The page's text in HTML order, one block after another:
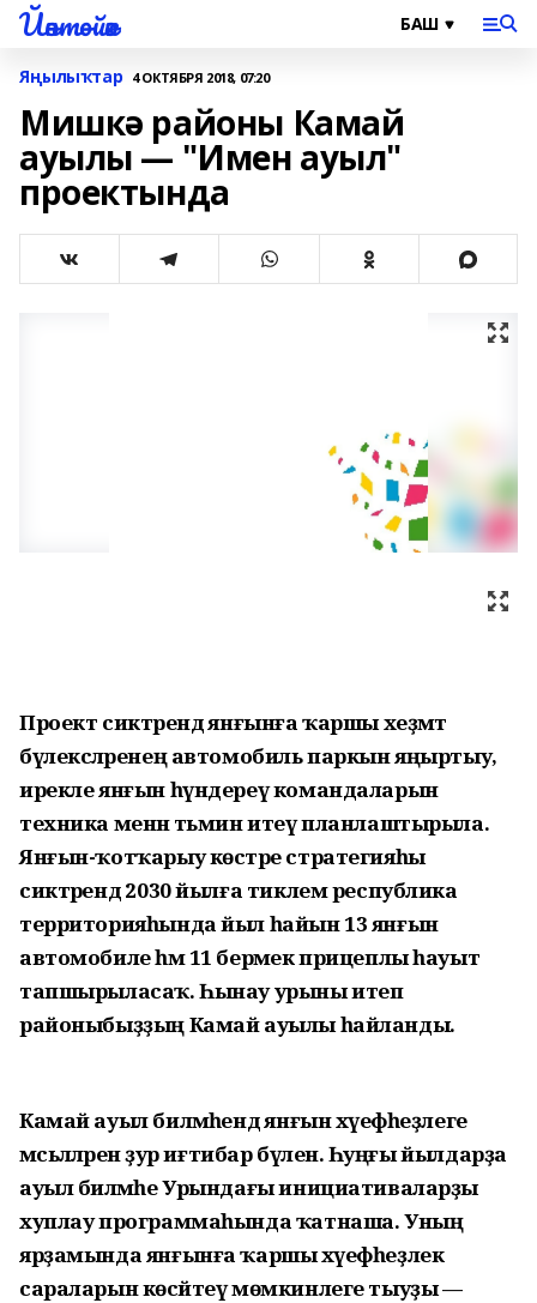
Йәнтөйәк
Яңылыҡтар 4 ОКТЯБРЯ 2018, 07:20
Мишкә районы Камай
ауылы — "Имен ауыл"
проектында
Проект сиктәрендә янғынға ҡаршы хеҙмәт
бүлексәләренең автомобиль паркын яңыртыу,
ирекле янғын һүндереү командаларын
техника менән тәьмин итеү планлаштырыла.
Янғын-ҡотҡарыу көстәре стратегияһы
сиктәрендә 2030 йылға тиклем республика
территорияһында йыл һайын 13 янғын
автомобиле һәм 11 берәмек прицеплы һауыт
тапшырыласаҡ. Һынау урыны итеп
районыбыҙҙың Камай ауылы һайланды.
Камай ауыл биләмәһендә янғын хәүефһеҙлеге
мәсьәләләренә ҙур иғтибар бүленә. Һуңғы йылдарҙа
ауыл биләмәһе Урындағы инициативаларҙы
хуплау программаһында ҡатнаша. Уның
ярҙамында янғынға ҡаршы хәүефһеҙлек
сараларын көсәйтеү мөмкинлеге тыуҙы —